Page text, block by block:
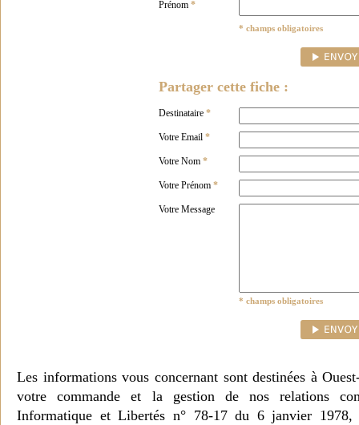
Prénom *
* champs obligatoires
Partager cette fiche :
Destinataire *
Votre Email *
Votre Nom *
Votre Prénom *
Votre Message
* champs obligatoires
Les informations vous concernant sont destinées à
votre commande et la gestion de nos relations
Informatique et Libertés n° 78-17 du 6 janvier 1978,